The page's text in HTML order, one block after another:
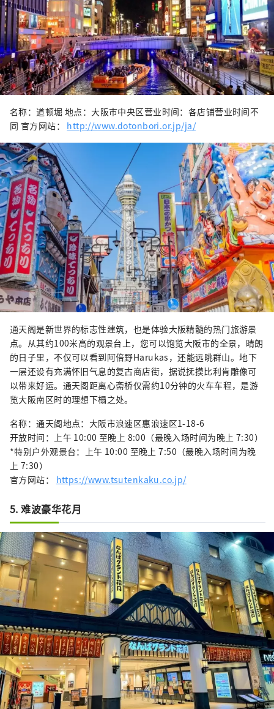
名称：道顿堀 地点：大阪市中央区营业时间：各店铺营业时间不
同 官方网站： http://www.dotonbori.or.jp/ja/
通天阁是新世界的标志性建筑，也是体验大阪精髓的热门旅游景
点。从其约100米高的观景台上，您可以饱览大阪市的全景，晴朗
的日子里，不仅可以看到阿倍野Harukas，还能远眺群山。地下
一层还设有充满怀旧气息的复古商店街，据说抚摸比利肯雕像可
以带来好运。通天阁距离心斋桥仅需约10分钟的火车车程，是游
览大阪南区时的理想下榻之处。
名称：通天阁地点：大阪市浪速区惠浪速区1-18-6
开放时间：上午 10:00 至晚上 8:00（最晚入场时间为晚上 7:30）
*特别户外观景台：上午 10:00 至晚上 7:50（最晚入场时间为晚
上 7:30）
官方网站： https://www.tsutenkaku.co.jp/
5. 难波豪华花月